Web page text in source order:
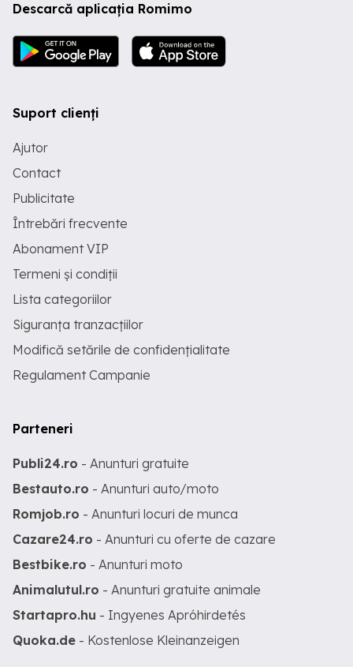
Descarcă aplicația Romimo
Suport clienți
Ajutor
Contact
Publicitate
Întrebări frecvente
Abonament VIP
Termeni și condiții
Lista categoriilor
Siguranța tranzacțiilor
Modifică setările de confidențialitate
Regulament Campanie
Parteneri
Publi24.ro - Anunturi gratuite
Bestauto.ro - Anunturi auto/moto
Romjob.ro - Anunturi locuri de munca
Cazare24.ro - Anunturi cu oferte de cazare
Bestbike.ro - Anunturi moto
Animalutul.ro - Anunturi gratuite animale
Startapro.hu - Ingyenes Apróhirdetés
Quoka.de - Kostenlose Kleinanzeigen